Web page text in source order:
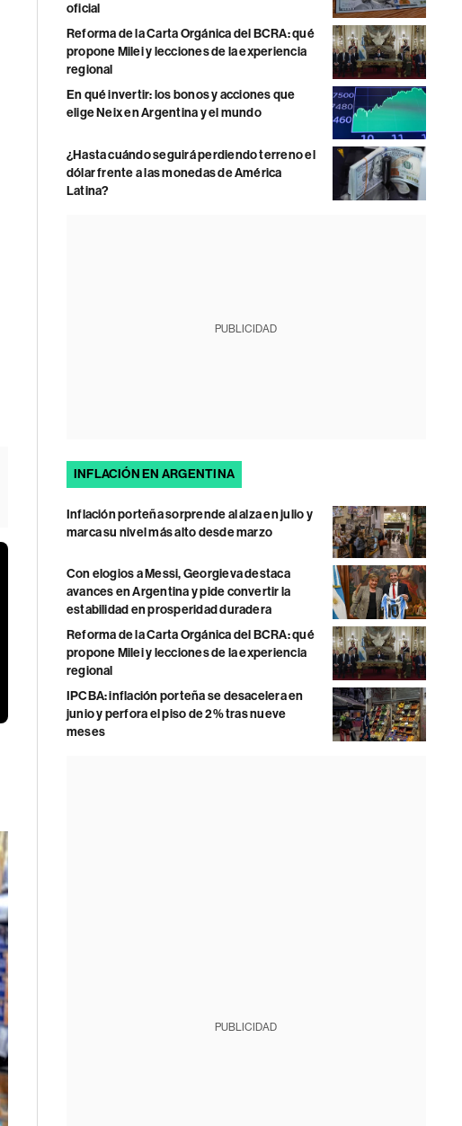
oficial
Reforma de la Carta Orgánica del BCRA: qué
propone Milei y lecciones de la experiencia
regional
En qué invertir: los bonos y acciones que
elige Neix en Argentina y el mundo
¿Hasta cuándo seguirá perdiendo terreno el
dólar frente a las monedas de América
Latina?
PUBLICIDAD
INFLACIÓN EN ARGENTINA
Inflación porteña sorprende al alza en julio y
marca su nivel más alto desde marzo
Con elogios a Messi, Georgieva destaca
avances en Argentina y pide convertir la
estabilidad en prosperidad duradera
Reforma de la Carta Orgánica del BCRA: qué
propone Milei y lecciones de la experiencia
regional
IPCBA: inflación porteña se desacelera en
junio y perfora el piso de 2% tras nueve
meses
PUBLICIDAD